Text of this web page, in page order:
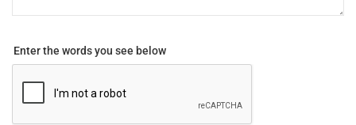
Enter the words you see below